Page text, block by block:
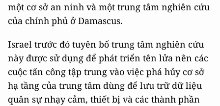
một cơ sở an ninh và một trung tâm nghiên cứu
của chính phủ ở Damascus.
Israel trước đó tuyên bố trung tâm nghiên cứu
này được sử dụng để phát triển tên lửa nên các
cuộc tấn công tập trung vào việc phá hủy cơ sở
hạ tầng của trung tâm dùng để lưu trữ dữ liệu
quân sự nhạy cảm, thiết bị và các thành phần